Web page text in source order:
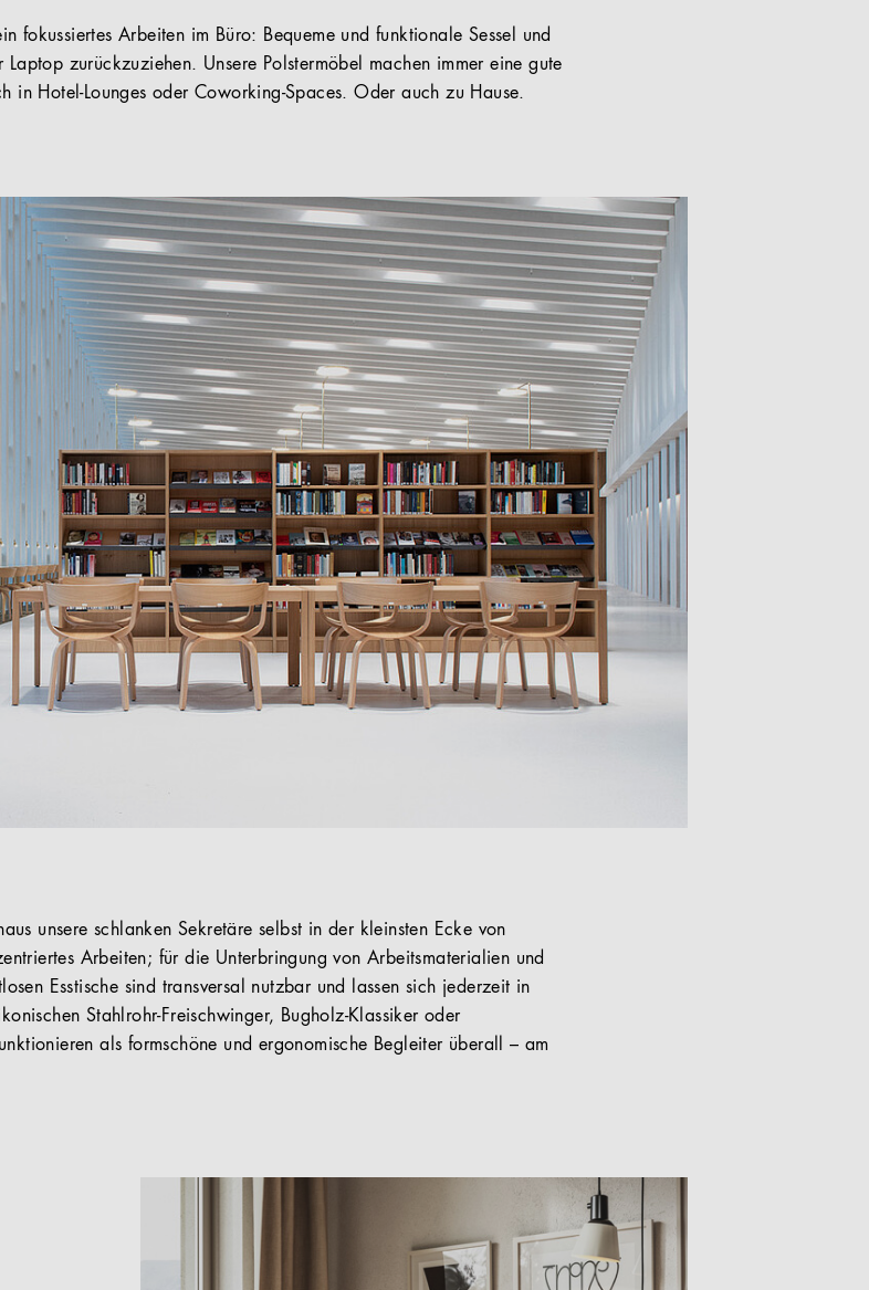
fokussiertes Arbeiten im Büro: Bequeme und funktionale Sessel und
zurückzuziehen. Unsere Polstermöbel machen immer eine gute
in Hotel-Lounges oder Coworking-Spaces. Oder auch zu Hause.
unsere schlanken Sekretäre selbst in der kleinsten Ecke von
Arbeiten; für die Unterbringung von Arbeitsmaterialien und
Esstische sind transversal nutzbar und lassen sich jederzeit in
Stahlrohr-Freischwinger, Bugholz-Klassiker oder
als formschöne und ergonomische Begleiter überall – am